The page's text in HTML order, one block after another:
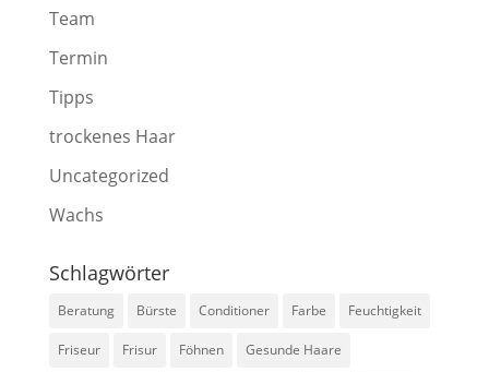
Team
Termin
Tipps
trockenes Haar
Uncategorized
Wachs
Schlagwörter
Beratung Bürste Conditioner Farbe Feuchtigkeit
Friseur Frisur Föhnen Gesunde Haare